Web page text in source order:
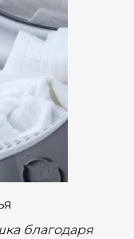
благодаря